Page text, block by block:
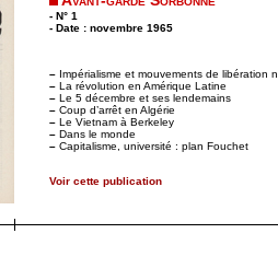
- N° 1
- Date : novembre 1965
– Impérialisme et mouvements de libération
– La révolution en Amérique Latine
– Le 5 décembre et ses lendemains
– Coup d’arrêt en Algérie
– Le Vietnam à Berkeley
– Dans le monde
– Capitalisme, université : plan Fouchet
Voir cette publication